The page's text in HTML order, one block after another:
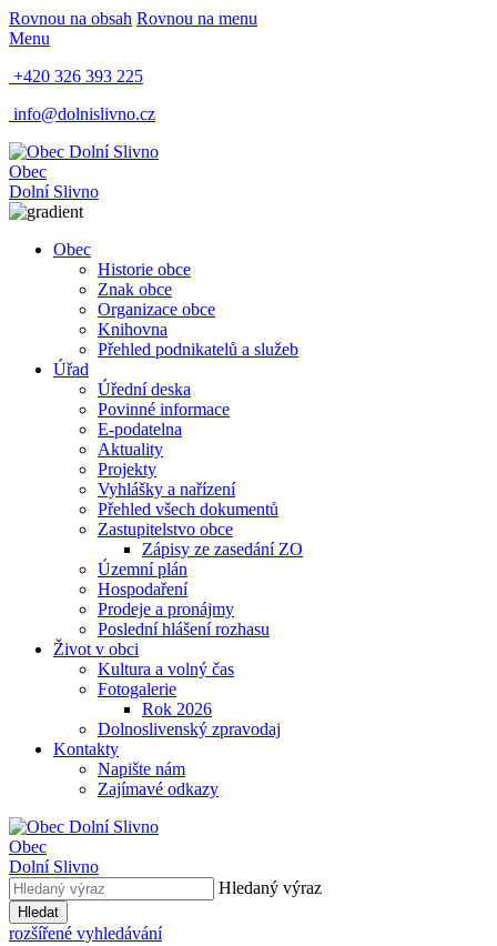
Rovnou na obsah Rovnou na menu
Menu
+420 326 393 225
info@dolnislivno.cz
Obec
Dolní Slivno
Obec
Historie obce
Znak obce
Organizace obce
Knihovna
Přehled podnikatelů a služeb
Úřad
Úřední deska
Povinné informace
E-podatelna
Aktuality
Projekty
Vyhlášky a nařízení
Přehled všech dokumentů
Zastupitelstvo obce
Zápisy ze zasedání ZO
Územní plán
Hospodaření
Prodeje a pronájmy
Poslední hlášení rozhasu
Život v obci
Kultura a volný čas
Fotogalerie
Rok 2026
Dolnoslivenský zpravodaj
Kontakty
Napište nám
Zajímavé odkazy
Obec
Dolní Slivno
Hledaný výraz
Hledat
rozšířené vyhledávání